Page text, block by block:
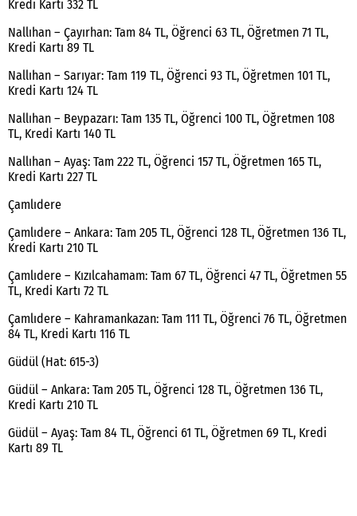
Kredi Kartı 332 TL
Nallıhan – Çayırhan: Tam 84 TL, Öğrenci 63 TL, Öğretmen 71 TL,
Kredi Kartı 89 TL
Nallıhan – Sarıyar: Tam 119 TL, Öğrenci 93 TL, Öğretmen 101 TL,
Kredi Kartı 124 TL
Nallıhan – Beypazarı: Tam 135 TL, Öğrenci 100 TL, Öğretmen 108
TL, Kredi Kartı 140 TL
Nallıhan – Ayaş: Tam 222 TL, Öğrenci 157 TL, Öğretmen 165 TL,
Kredi Kartı 227 TL
Çamlıdere
Çamlıdere – Ankara: Tam 205 TL, Öğrenci 128 TL, Öğretmen 136 TL,
Kredi Kartı 210 TL
Çamlıdere – Kızılcahamam: Tam 67 TL, Öğrenci 47 TL, Öğretmen 55
TL, Kredi Kartı 72 TL
Çamlıdere – Kahramankazan: Tam 111 TL, Öğrenci 76 TL, Öğretmen
84 TL, Kredi Kartı 116 TL
Güdül (Hat: 615-3)
Güdül – Ankara: Tam 205 TL, Öğrenci 128 TL, Öğretmen 136 TL,
Kredi Kartı 210 TL
Güdül – Ayaş: Tam 84 TL, Öğrenci 61 TL, Öğretmen 69 TL, Kredi
Kartı 89 TL